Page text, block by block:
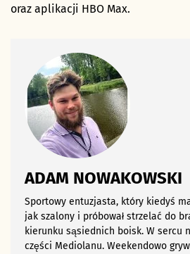
oraz aplikacji HBO Max.
ADAM NOWAKOWSKI
Sportowy entuzjasta, który kiedyś
jak szalony i próbował strzelać do
kierunku sąsiednich boisk. W sercu
części Mediolanu. Weekendowo